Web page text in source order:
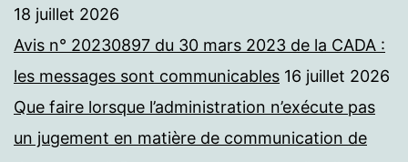
18 juillet 2026
Avis n° 20230897 du 30 mars 2023 de la CADA :
les messages sont communicables 16 juillet 2026
Que faire lorsque l’administration n’exécute pas
un jugement en matière de communication de